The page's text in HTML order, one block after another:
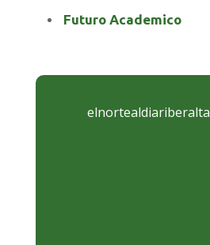
Futuro Academico
elnortealdiariberalta